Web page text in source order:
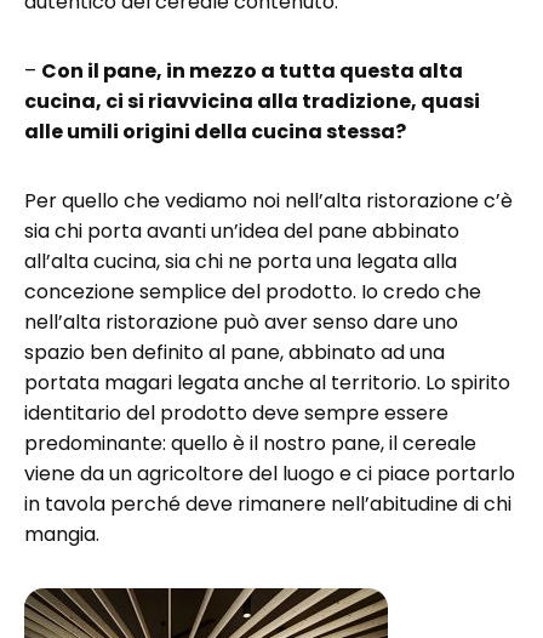
– Con il pane, in mezzo a tutta questa alta
cucina, ci si riavvicina alla tradizione, quasi
alle umili origini della cucina stessa?
Per quello che vediamo noi nell’alta ristorazione c’è
sia chi porta avanti un’idea del pane abbinato
all’alta cucina, sia chi ne porta una legata alla
concezione semplice del prodotto. Io credo che
nell’alta ristorazione può aver senso dare uno
spazio ben definito al pane, abbinato ad una
portata magari legata anche al territorio. Lo spirito
identitario del prodotto deve sempre essere
predominante: quello è il nostro pane, il cereale
viene da un agricoltore del luogo e ci piace portarlo
in tavola perché deve rimanere nell’abitudine di chi
mangia.